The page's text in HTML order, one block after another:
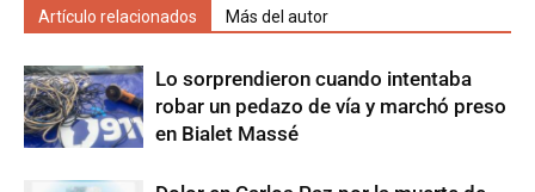
Artículo relacionados Más del autor
Lo sorprendieron cuando intentaba
robar un pedazo de vía y marchó preso
en Bialet Massé